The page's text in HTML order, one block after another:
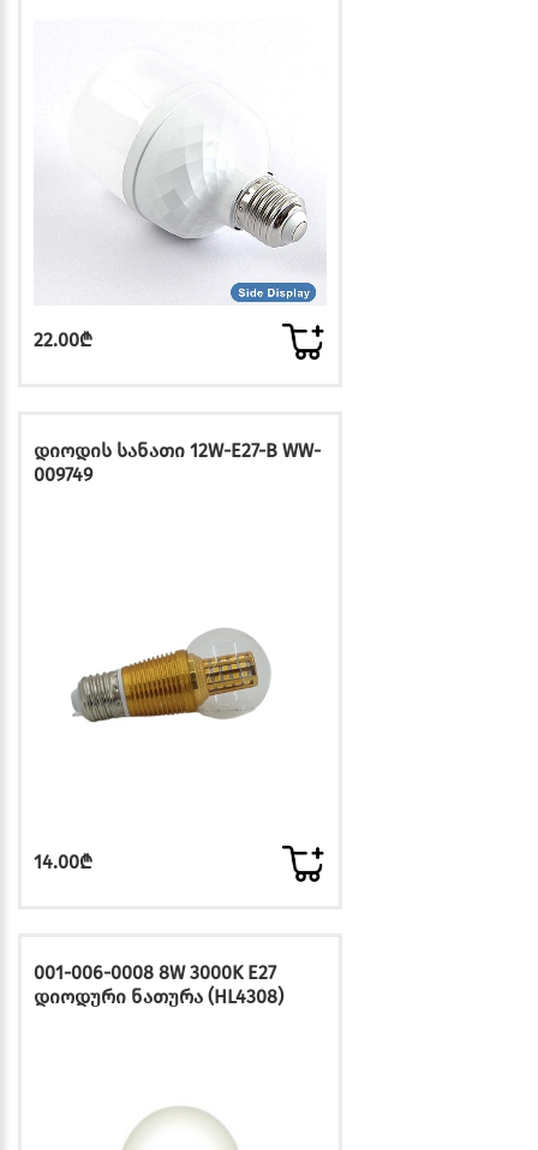
22.00₾
დიოდის სანათი 12W-E27-B WW-
009749
14.00₾
001-006-0008 8W 3000K E27
დიოდური ნათურა (HL4308)